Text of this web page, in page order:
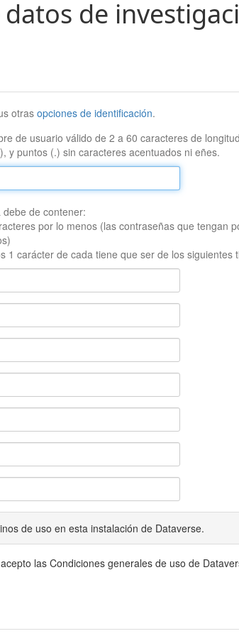
de
otrasopciones de identificación.
de usuario válido de 2 a 60 caracteres de
y puntos (.) sin caracteres acentuados ni eñes.
debe de contener:
por lo menos (las contraseñas que tengan
1 carácter de cada tiene que ser de los siguientes
de uso en esta instalación de Dataverse.
las Condiciones generales de uso de